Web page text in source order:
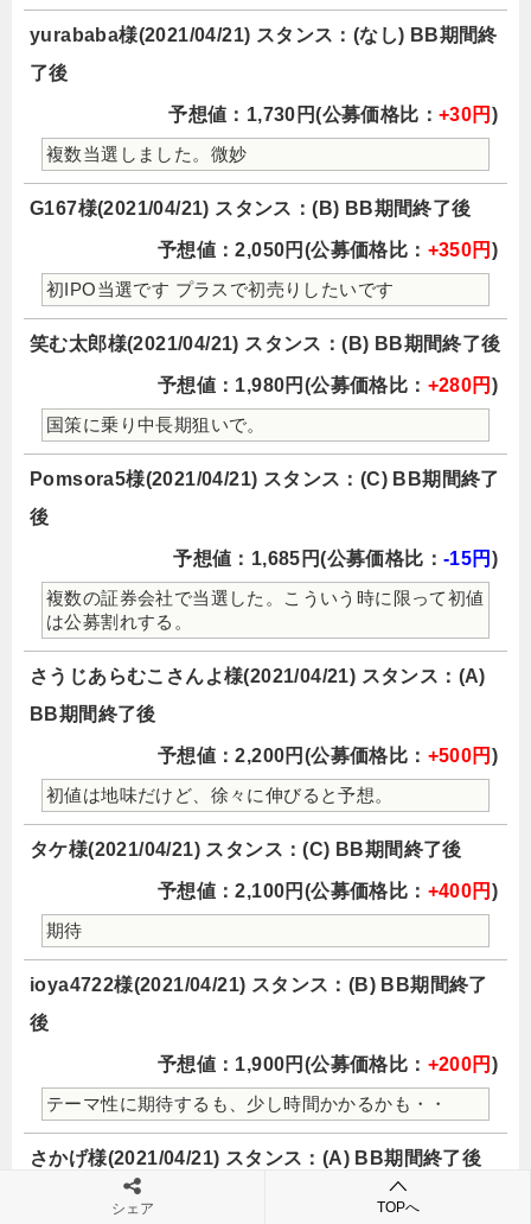
yurababa様(2021/04/21) スタンス：(なし) BB期間終
了後
予想値：1,730円(公募価格比： +30円 )
複数当選しました。微妙
G167様(2021/04/21) スタンス：(B) BB期間終了後
予想値：2,050円(公募価格比： +350円 )
初IPO当選です プラスで初売りしたいです
笑む太郎様(2021/04/21) スタンス：(B) BB期間終了後
予想値：1,980円(公募価格比： +280円 )
国策に乗り中長期狙いで。
Pomsora5様(2021/04/21) スタンス：(C) BB期間終了
後
予想値：1,685円(公募価格比： -15円 )
複数の証券会社で当選した。こういう時に限って初値
は公募割れする。
さうじあらむこさんよ様(2021/04/21) スタンス：(A)
BB期間終了後
予想値：2,200円(公募価格比： +500円 )
初値は地味だけど、徐々に伸びると予想。
タケ様(2021/04/21) スタンス：(C) BB期間終了後
予想値：2,100円(公募価格比： +400円 )
期待
ioya4722様(2021/04/21) スタンス：(B) BB期間終了
後
予想値：1,900円(公募価格比： +200円 )
テーマ性に期待するも、少し時間かかるかも・・
さかげ様(2021/04/21) スタンス：(A) BB期間終了後
予想値：2,075円(公募価格比：
シェア TOPへ